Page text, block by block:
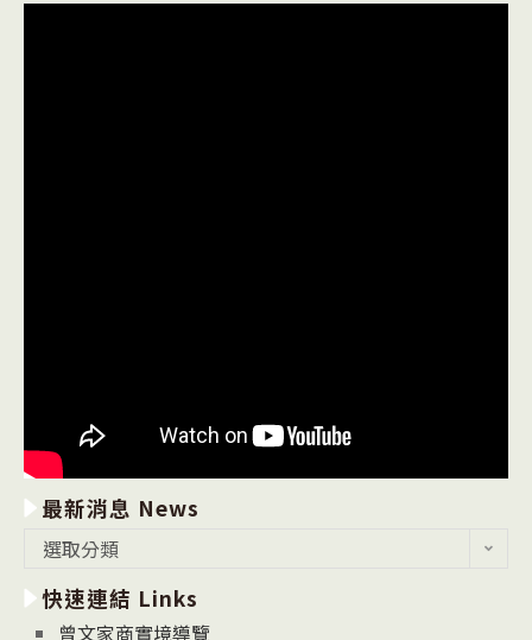
最新消息 News
消
息
選取分類
快速連結 Links
曾文家商實境導覽